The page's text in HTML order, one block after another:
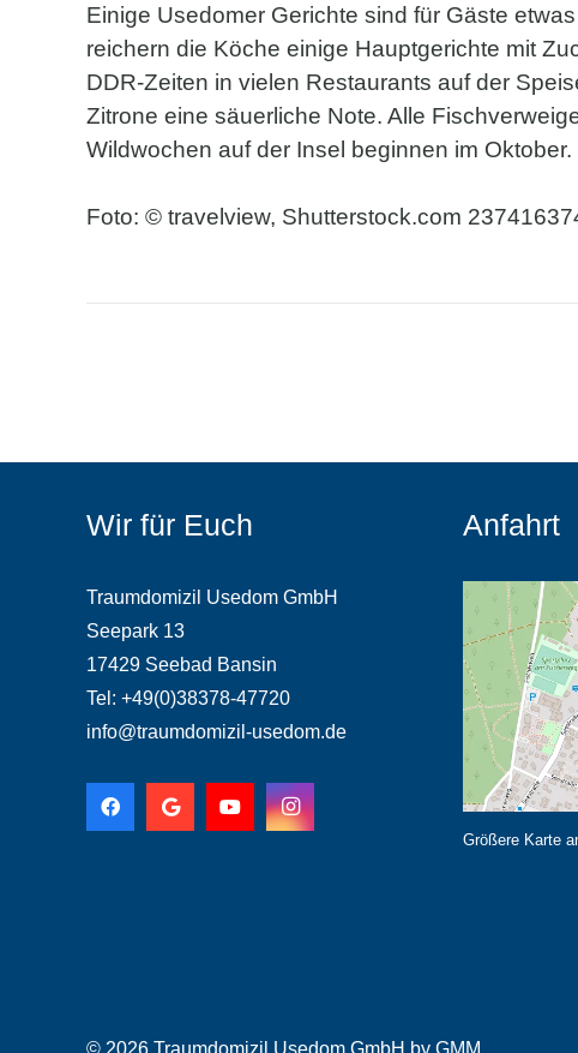
Einige Usedomer Gerichte sind für Gäste
reichern die Köche einige Hauptgerichte mit
DDR-Zeiten in vielen Restaurants auf der
Zitrone eine säuerliche Note. Alle
Wildwochen auf der Insel beginnen im Oktober.
Foto: © travelview, Shutterstock.com
Wir für Euch
Traumdomizil Usedom GmbH
Seepark 13
17429 Seebad Bansin
Tel: +49(0)38378-47720
info@traumdomizil-usedom.de
Anfahrt
Größere Karte